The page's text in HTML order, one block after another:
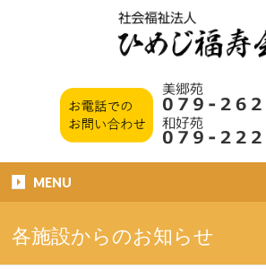
MENU
各施設からのお知らせ